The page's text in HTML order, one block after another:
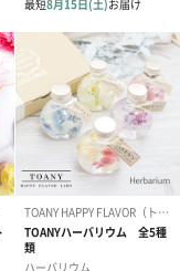
ティング）
ーンのメッセージカ